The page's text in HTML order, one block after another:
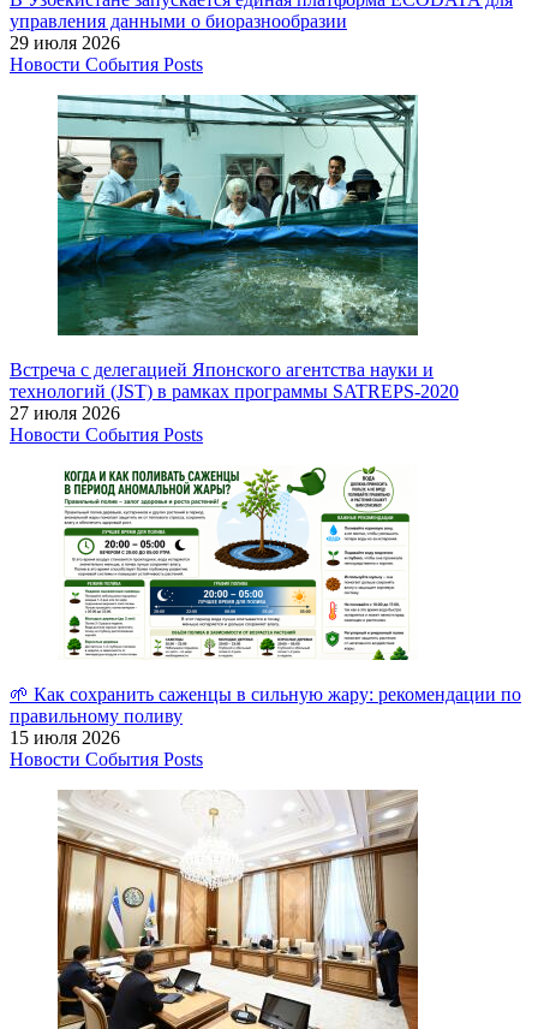
управления данными о биоразнообразии
29 июля 2026
Новости События Posts
Встреча с делегацией Японского агентства науки и
технологий (JST) в рамках программы SATREPS-2020
27 июля 2026
Новости События Posts
🌱 Как сохранить саженцы в сильную жару: рекомендации по
правильному поливу
15 июля 2026
Новости События Posts